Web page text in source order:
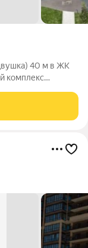
40 м в ЖК
планировки и